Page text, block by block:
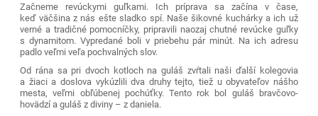
Začneme revúckymi guľkami. Ich príprava sa začína v čase,
keď väčšina z nás ešte sladko spí. Naše šikovné kuchárky a ich už
verné a tradičné pomocníčky, pripravili naozaj chutné revúcke guľky
s dynamitom. Vypredané boli v priebehu pár minút. Na ich adresu
padlo veľmi veľa pochvalných slov.
Od rána sa pri dvoch kotloch na guláš zvŕtali naši ďalší kolegovia
a žiaci a doslova vykúzlili dva druhy tejto, tiež u obyvateľov nášho
mesta, veľmi obľúbenej pochúťky. Tento rok bol guláš bravčovo-
hovädzí a guláš z diviny – z daniela.